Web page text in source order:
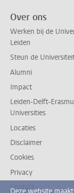
Over ons
Werken bij de
Leiden
Steun de
Alumni
Impact
Leiden-Delft-
Universities
Locaties
Disclaimer
Cookies
Privacy
Contact